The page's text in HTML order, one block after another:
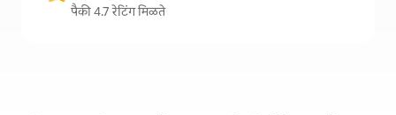
पैकी 4.7 रेटिंग मिळते